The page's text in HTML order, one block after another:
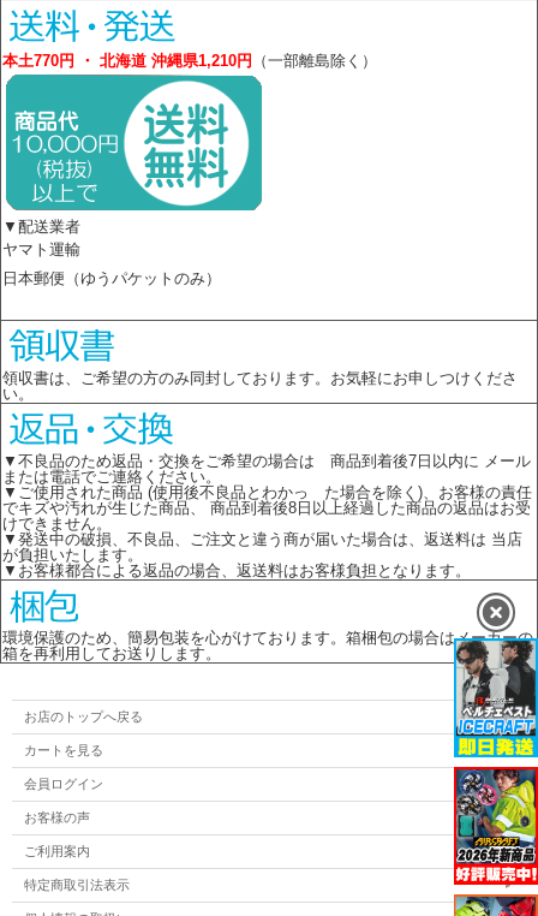
本土770円 ・ 北海道 沖縄県1,210円 （一部離島除く）
▼配送業者
ヤマト運輸
日本郵便（ゆうパケットのみ）
領収書は、ご希望の方のみ同封しております。お気軽にお申しつけくださ
い。
▼不良品のため返品・交換をご希望の場合は 商品到着後7日以内に メール
または電話でご連絡ください。
▼ご使用された商品 (使用後不良品とわかっ た場合を除く)、お客様の責任
でキズや汚れが生じた商品、 商品到着後8日以上経過した商品の返品はお受
けできません。
▼発送中の破損、不良品、ご注文と違う商が届いた場合は、返送料は 当店
が負担いたします。
▼お客様都合による返品の場合、返送料はお客様負担となります。
環境保護のため、簡易包装を心がけております。箱梱包の場合はメーカーの
箱を再利用してお送りします。
お店のトップへ戻る
カートを見る
会員ログイン
お客様の声
ご利用案内
特定商取引法表示